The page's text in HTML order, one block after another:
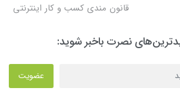
قانون مندی کسب و کار اینترنتی
نصرت باخبر شوید:
عضویت